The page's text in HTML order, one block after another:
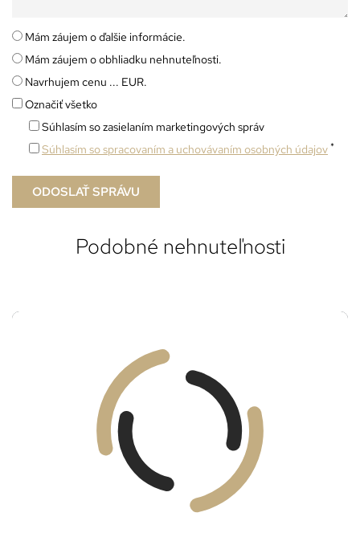
Mám záujem o ďalšie informácie.
Mám záujem o obhliadku nehnuteľnosti.
Navrhujem cenu ... EUR.
Označiť všetko
Súhlasím so zasielaním marketingových správ
Súhlasím so spracovaním a uchovávaním osobných údajov *
Podobné nehnuteľnosti